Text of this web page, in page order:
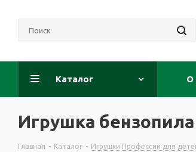
Каталог О
Игрушка
Главная - Каталог - Игрушки Профессии для